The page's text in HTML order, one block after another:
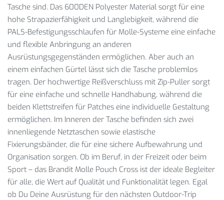
Tasche sind. Das 600DEN Polyester Material sorgt für eine
hohe Strapazierfähigkeit und Langlebigkeit, während die
PALS-Befestigungsschlaufen für Molle-Systeme eine einfache
und flexible Anbringung an anderen
Ausrüstungsgegenständen ermöglichen. Aber auch an
einem einfachen Gürtel lässt sich die Tasche problemlos
tragen. Der hochwertige Reißverschluss mit Zip-Puller sorgt
für eine einfache und schnelle Handhabung, während die
beiden Klettstreifen für Patches eine individuelle Gestaltung
ermöglichen. Im Inneren der Tasche befinden sich zwei
innenliegende Netztaschen sowie elastische
Fixierungsbänder, die für eine sichere Aufbewahrung und
Organisation sorgen. Ob im Beruf, in der Freizeit oder beim
Sport – das Brandit Molle Pouch Cross ist der ideale Begleiter
für alle, die Wert auf Qualität und Funktionalität legen. Egal
ob Du Deine Ausrüstung für den nächsten Outdoor-Trip